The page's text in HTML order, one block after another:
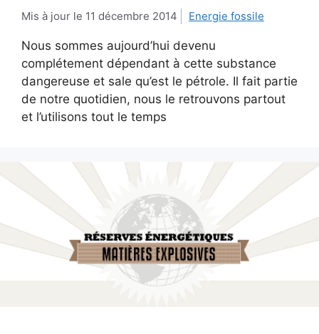
11 décembre 2014 Energie fossile
Nous sommes aujourd’hui devenu
complétement dépendant à cette substance
dangereuse et sale qu’est le pétrole. Il fait partie
de notre quotidien, nous le retrouvons partout
et l’utilisons tout le temps